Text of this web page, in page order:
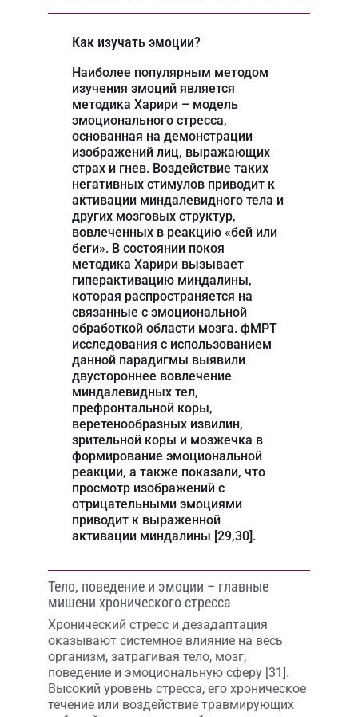
Как изучать эмоции?
Наиболее популярным методом
изучения эмоций является
методика Харири – модель
эмоционального стресса,
основанная на демонстрации
изображений лиц, выражающих
страх и гнев. Воздействие таких
негативных стимулов приводит к
активации миндалевидного тела и
других мозговых структур,
вовлеченных в реакцию «бей или
беги». В состоянии покоя
методика Харири вызывает
гиперактивацию миндалины,
которая распространяется на
связанные с эмоциональной
обработкой области мозга. фМРТ
исследования с использованием
данной парадигмы выявили
двустороннее вовлечение
миндалевидных тел,
префронтальной коры,
веретенообразных извилин,
зрительной коры и мозжечка в
формирование эмоциональной
реакции, а также показали, что
просмотр изображений с
отрицательными эмоциями
приводит к выраженной
активации миндалины [29,30].
Тело, поведение и эмоции – главные
мишени хронического стресса
Хронический стресс и дезадаптация
оказывают системное влияние на весь
организм, затрагивая тело, мозг,
поведение и эмоциональную сферу [31].
Высокий уровень стресса, его хроническое
течение или воздействие травмирующих